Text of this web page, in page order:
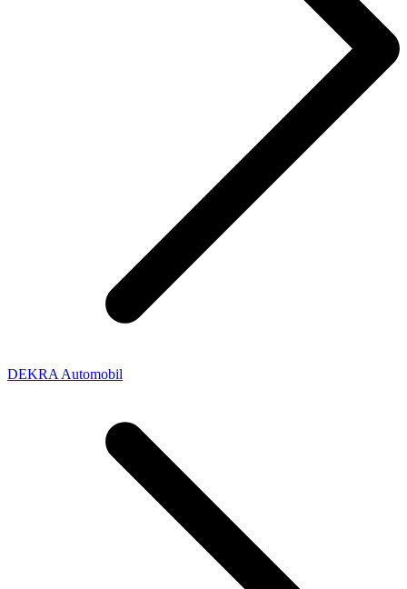
DEKRA Automobil